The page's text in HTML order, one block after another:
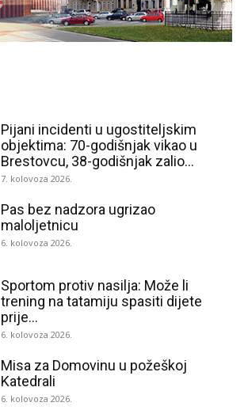
Pijani incidenti u ugostiteljskim
objektima: 70-godišnjak vikao u
Brestovcu, 38-godišnjak zalio...
7. kolovoza 2026.
Pas bez nadzora ugrizao
maloljetnicu
6. kolovoza 2026.
Sportom protiv nasilja: Može li
trening na tatamiju spasiti dijete
prije...
6. kolovoza 2026.
Misa za Domovinu u požeškoj
Katedrali
6. kolovoza 2026.